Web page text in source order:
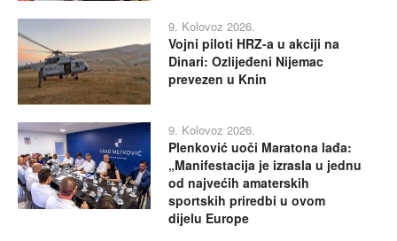
9. Kolovoz 2026.
Vojni piloti HRZ-a u akciji na
Dinari: Ozlijeđeni Nijemac
prevezen u Knin
9. Kolovoz 2026.
Plenković uoči Maratona lađa:
„Manifestacija je izrasla u jednu
od najvećih amaterskih
sportskih priredbi u ovom
dijelu Europe